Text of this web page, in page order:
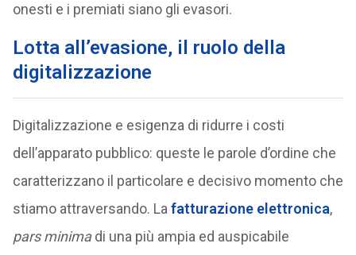
onesti e i premiati siano gli evasori.
Lotta all’evasione, il ruolo della
digitalizzazione
Digitalizzazione e esigenza di ridurre i costi
dell’apparato pubblico: queste le parole d’ordine che
caratterizzano il particolare e decisivo momento che
stiamo attraversando. La fatturazione elettronica,
pars minimadi una più ampia ed auspicabile